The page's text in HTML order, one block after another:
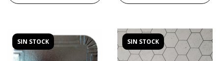
SIN STOCK SIN STOCK